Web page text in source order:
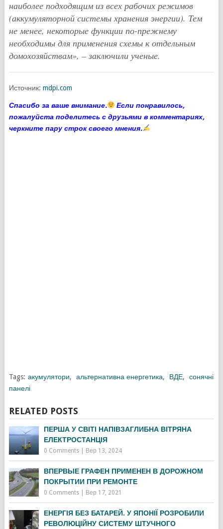
наиболее подходящим из всех рабочих режимов
(аккумуляторной системы хранения энергии). Тем
не менее, некоторые функции по-прежнему
необходимы для применения схемы к отдельным
домохозяйствам», – заключили ученые.
Источник: mdpi.com
Спасибо за ваше внимание.
Если понравилось,
пожалуйста поделитесь с друзьями в комментариях,
черкните пару строк своего мнения.
Tags: акумулятори, альтернативна енергетика, ВДЕ,
сонячні
панелі
RELATED POSTS
ПЕРША У СВІТІ НАПІВЗАГЛИБНА ВІТРЯНА
ЕЛЕКТРОСТАНЦІЯ
0 Comments| Вер 13, 2024
ВПЕРВЫЕ ГРАФЕН ПРИМЕНЕН В ДОРОЖНОМ
ПОКРЫТИИ ПРИ РЕМОНТЕ
0 Comments| Вер 17, 2021
ЕНЕРГІЯ БЕЗ БАТАРЕЙ. У ЯПОНІЇ РОЗРОБИЛИ
РЕВОЛЮЦІЙНУ СИСТЕМУ ШТУЧНОГО